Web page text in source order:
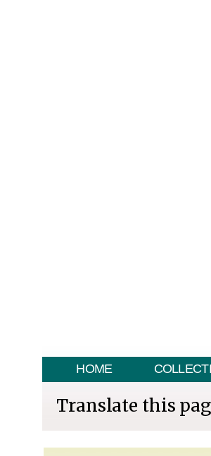
HOME
Translate this